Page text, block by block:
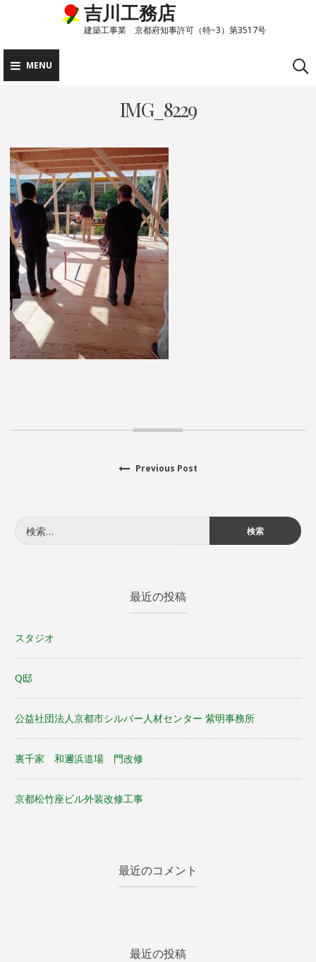
content
吉川工務店
建築工事業 京都府知事許可（特−3）第3517号
MENU
IMG_8229
ョ
ン
Previous Post
索:
最近の投稿
スタジオ
Q邸
公益社団法人京都市シルバー人材センター 紫明事務所
裏千家 和邇浜道場 門改修
京都松竹座ビル外装改修工事
最近のコメント
最近の投稿